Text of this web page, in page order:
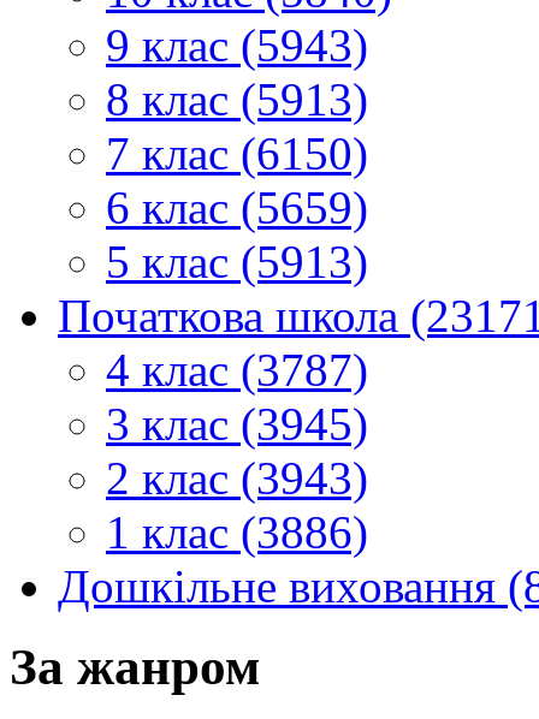
9 клас (5943)
8 клас (5913)
7 клас (6150)
6 клас (5659)
5 клас (5913)
Початкова школа
4 клас (3787)
3 клас (3945)
2 клас (3943)
1 клас (3886)
Дошкільне виховання
За жанром